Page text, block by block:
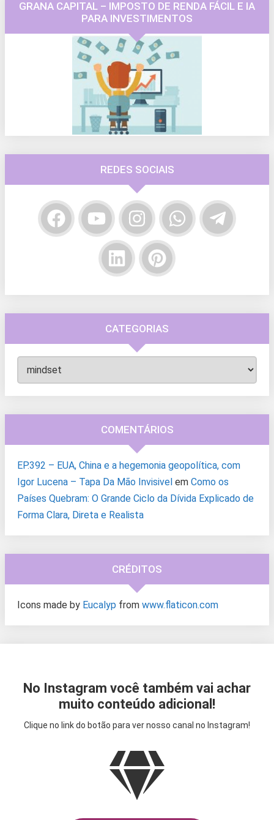
GRANA CAPITAL – IMPOSTO DE RENDA FÁCIL E IA
PARA INVESTIMENTOS
REDES SOCIAIS
CATEGORIAS
Categorias
COMENTÁRIOS
EP.392 – EUA, China e a hegemonia geopolítica, com
Igor Lucena – Tapa Da Mão Invisivel em Como os
Países Quebram: O Grande Ciclo da Dívida Explicado de
Forma Clara, Direta e Realista
CRÉDITOS
Icons made by Eucalyp from www.flaticon.com
No Instagram você também vai achar
muito conteúdo adicional!
Clique no link do botão para ver nosso canal no Instagram!